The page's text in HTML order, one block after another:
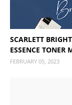
SCARLETT
ESSENCE TONER
FEBRUARY 05, 2023